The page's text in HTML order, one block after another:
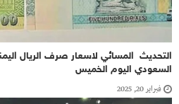
التحديث المسائي لاسعار صرف الريال
السعودي اليوم الخميس
فبراير 20, 2025